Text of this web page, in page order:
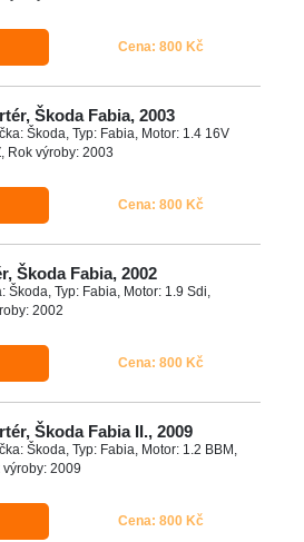
Cena: 800 Kč
Škoda Fabia, 2003
Škoda, Typ: Fabia, Motor: 1.4 16V
Rok výroby: 2003
Cena: 800 Kč
Škoda Fabia, 2002
Škoda, Typ: Fabia, Motor: 1.9 Sdi,
2002
Cena: 800 Kč
Škoda Fabia II., 2009
Škoda, Typ: Fabia, Motor: 1.2 BBM,
výroby: 2009
Cena: 800 Kč